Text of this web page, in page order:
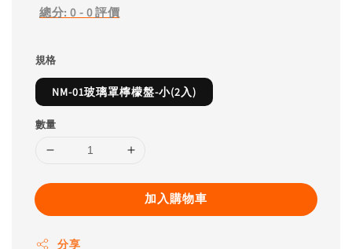
總分:0 - 0評價
規格
NM-01玻璃罩檸檬盤-小(2入)
數量
加入購物車
分享